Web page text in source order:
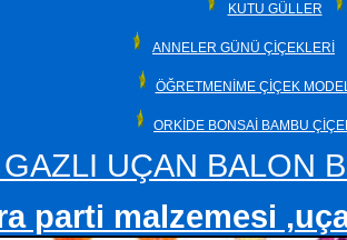
KUTU GÜLLER
ANNELER GÜNÜ ÇİÇEKLERİ
ÖĞRETMENİME ÇİÇEK
ORKİDE BONSAİ BAMBU
UÇAN BALON
parti malzemesi